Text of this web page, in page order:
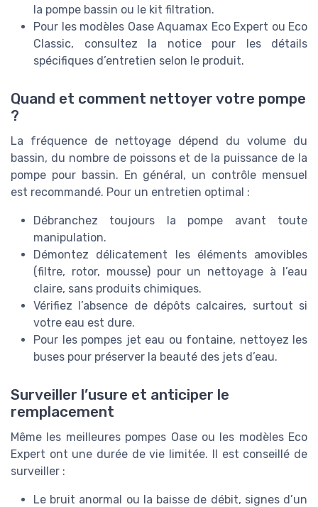
la pompe bassin ou le kit filtration.
Pour les modèles Oase Aquamax Eco Expert ou Eco
Classic, consultez la notice pour les détails
spécifiques d’entretien selon le produit.
Quand et comment nettoyer votre pompe
?
La fréquence de nettoyage dépend du volume du
bassin, du nombre de poissons et de la puissance de la
pompe pour bassin. En général, un contrôle mensuel
est recommandé. Pour un entretien optimal :
Débranchez toujours la pompe avant toute
manipulation.
Démontez délicatement les éléments amovibles
(filtre, rotor, mousse) pour un nettoyage à l’eau
claire, sans produits chimiques.
Vérifiez l’absence de dépôts calcaires, surtout si
votre eau est dure.
Pour les pompes jet eau ou fontaine, nettoyez les
buses pour préserver la beauté des jets d’eau.
Surveiller l’usure et anticiper le
remplacement
Même les meilleures pompes Oase ou les modèles Eco
Expert ont une durée de vie limitée. Il est conseillé de
surveiller :
Le bruit anormal ou la baisse de débit, signes d’un